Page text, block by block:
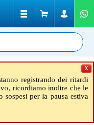
registrando dei ritardi
ricordiamo inoltre che le
per la pausa estiva
X